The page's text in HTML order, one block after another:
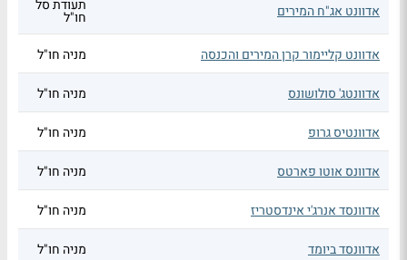
אדוונט אג"ח המירים תעודת סל
חו"ל
אדוונט קליימור קרן המירים והכנסה
מניה חו"ל
אדוונטג' סולושונס מניה חו"ל
אדוונטיס גרופ מניה חו"ל
אדוונס אוטו פארטס מניה חו"ל
אדוונסד אנרג'י אינדסטריז מניה חו"ל
אדוונסד ביומד מניה חו"ל